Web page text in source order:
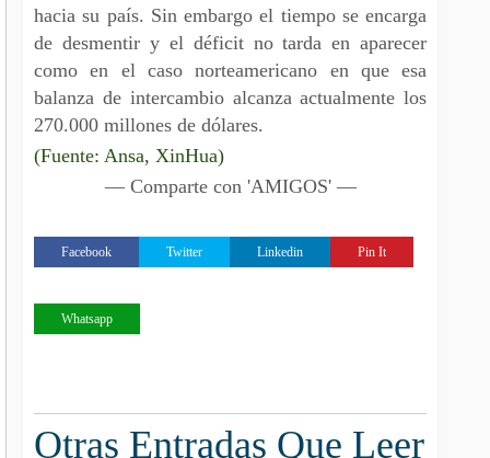
hacia su país. Sin embargo el tiempo se encarga
de desmentir y el déficit no tarda en aparecer
como en el caso norteamericano en que esa
balanza de intercambio alcanza actualmente los
270.000 millones de dólares.
(Fuente: Ansa, XinHua)
— Comparte con 'AMIGOS' —
Facebook Twitter Linkedin Pin It
Whatsapp
Otras Entradas Que Leer